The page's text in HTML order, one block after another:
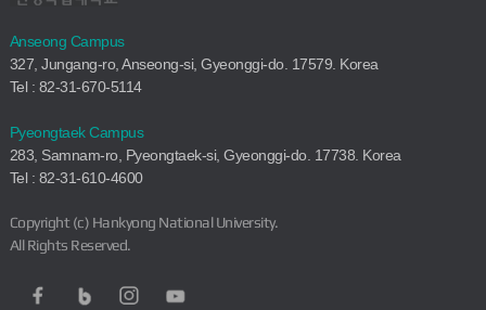
Anseong Campus
327, Jungang-ro, Anseong-si, Gyeonggi-do. 17579. Korea
Tel : 82-31-670-5114
Pyeongtaek Campus
283, Samnam-ro, Pyeongtaek-si, Gyeonggi-do. 17738. Korea
Tel : 82-31-610-4600
Copyright (c) Hankyong National University.
All Rights Reserved.